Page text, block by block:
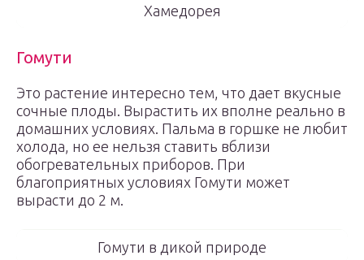
Хамедорея
Гомути
Это растение интересно тем, что дает вкусные
сочные плоды. Вырастить их вполне реально в
домашних условиях. Пальма в горшке не любит
холода, но ее нельзя ставить вблизи
обогревательных приборов. При
благоприятных условиях Гомути может
вырасти до 2 м.
Гомути в дикой природе